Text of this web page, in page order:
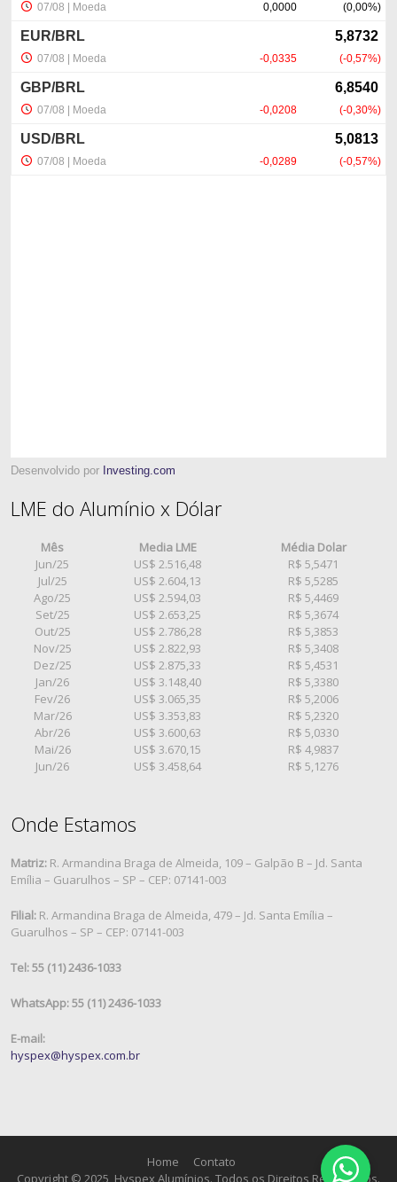
Desenvolvido por Investing.com
LME do Alumínio x Dólar
Mês Media LME
Média Dolar
Jun/25
US$ 2.516,48
R$ 5,5471
Jul/25
US$ 2.604,13
R$ 5,5285
Ago/25
US$ 2.594,03
R$ 5,4469
Set/25
US$ 2.653,25
R$ 5,3674
Out/25
US$ 2.786,28
R$ 5,3853
Nov/25
US$ 2.822,93
R$ 5,3408
Dez/25
US$ 2.875,33
R$ 5,4531
Jan/26
US$ 3.148,40
R$ 5,3380
Fev/26
US$ 3.065,35
R$ 5,2006
Mar/26
US$ 3.353,83
R$ 5,2320
Abr/26
US$ 3.600,63
R$ 5,0330
Mai/26
US$ 3.670,15
R$ 4,9837
Jun/26
US$ 3.458,64 R$ 5,1276
Onde Estamos
Matriz: R. Armandina Braga de Almeida, 109 – Galpão B – Jd. Santa
Emília – Guarulhos – SP – CEP: 07141-003
Filial: R. Armandina Braga de Almeida, 479 – Jd. Santa Emília –
Guarulhos – SP – CEP: 07141-003
Tel: 55 (11) 2436-1033
WhatsApp: 55 (11) 2436-1033
E-mail:
hyspex@hyspex.com.br
Home
Contato
Copyright © 2025, Hyspex Alumínios. Todos os Direitos Reservados.